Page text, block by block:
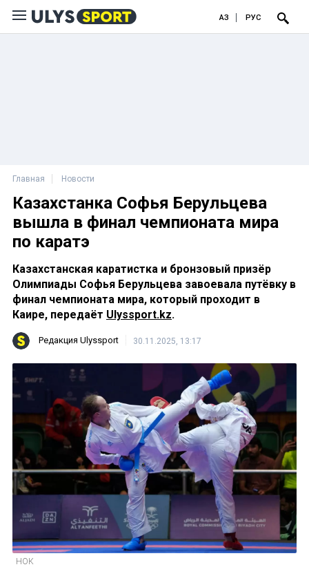
ҚАЗ РУС
Главная Новости
Казахстанка Софья Берульцева
вышла в финал чемпионата мира
по каратэ
Казахстанская каратистка и бронзовый призёр
Олимпиады Софья Берульцева завоевала путёвку в
финал чемпионата мира, который проходит в
Каире, передаёт Ulyssport.kz.
Редакция Ulyssport 30.11.2025, 13:17
НОК